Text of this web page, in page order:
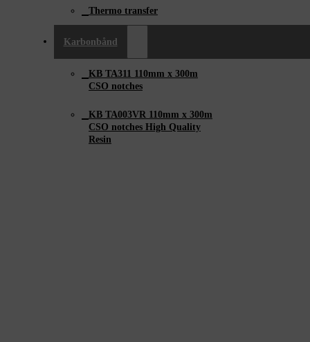
Thermo transfer
Karbonbånd
KB TA311 110mm x ­300m
CSO notches
KB TA003VR 110mm x 300m
CSO notches High Quality
Resin